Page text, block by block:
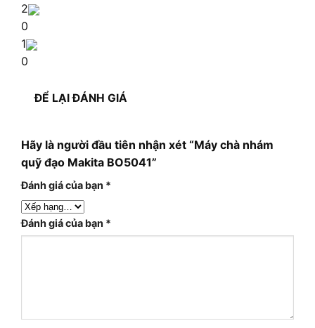
2
0
1
0
ĐỂ LẠI ĐÁNH GIÁ
Hãy là người đầu tiên nhận xét “Máy chà nhám
quỹ đạo Makita BO5041”
Đánh giá của bạn *
Đánh giá của bạn *